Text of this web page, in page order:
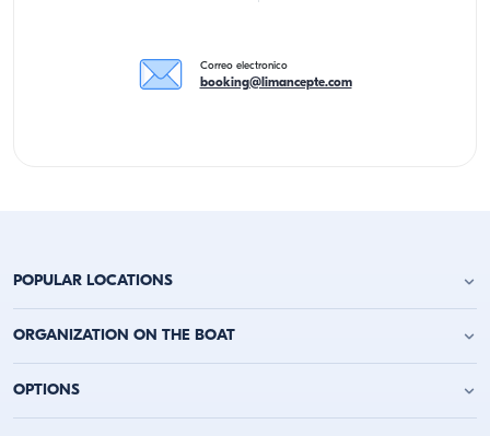
Correo electronico
booking@limancepte.com
POPULAR LOCATIONS
Alquiler de Yates en Antalya
Alquiler de Yates en Kaş
Alquiler de Yates en Kalkan
ORGANIZATION ON THE BOAT
Fiesta de Cumpleaños en Yate
OPTIONS